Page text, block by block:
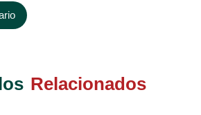
Relacionados